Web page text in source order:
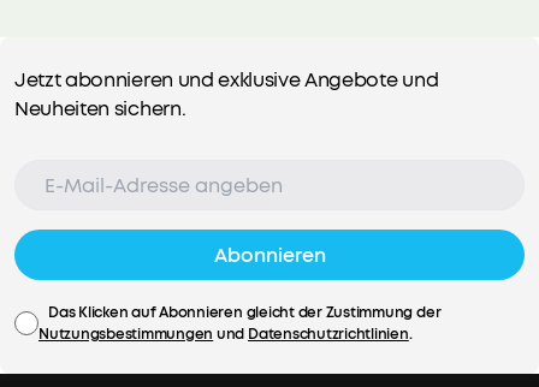
Jetzt abonnieren und exklusive Angebote und
Neuheiten sichern.
Abonnieren
Das Klicken auf Abonnieren gleicht der Zustimmung der
Nutzungsbestimmungen und Datenschutzrichtlinien.